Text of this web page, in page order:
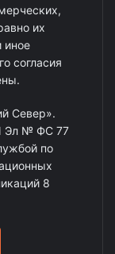
их
иное
согласия
Север».
Эл № ФС 77
по
8